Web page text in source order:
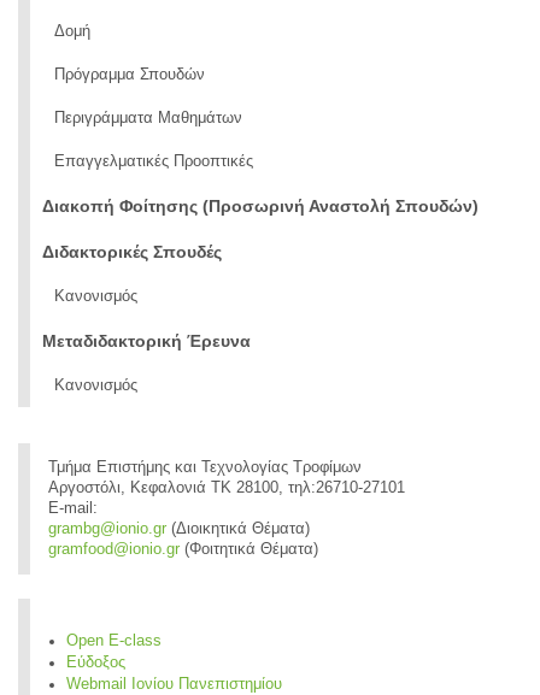
Δομή
Πρόγραμμα Σπουδών
Περιγράμματα Μαθημάτων
Επαγγελματικές Προοπτικές
Διακοπή Φοίτησης (Προσωρινή Αναστολή Σπουδών)
Διδακτορικές Σπουδές
Κανονισμός
Μεταδιδακτορική Έρευνα
Κανονισμός
Τμήμα Επιστήμης και Τεχνολογίας Τροφίμων
Αργοστόλι, Κεφαλονιά ΤΚ 28100, τηλ:26710-27101
E-mail:
grambg@ionio.gr (Διοικητικά Θέματα)
gramfood@ionio.gr (Φοιτητικά Θέματα)
Open E-class
Εύδοξος
Webmail Ιονίου Πανεπιστημίου